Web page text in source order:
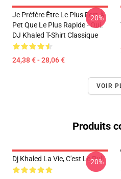
Je Préfère Être Le Plus Fort À
Pet Que Le Plus Rapide - Oui.
DJ Khaled T-Shirt Classique
24,38 € - 28,06 €
-20%
VOIR
Produits
Dj Khaled La Vie, C'est Le Pull
-20%